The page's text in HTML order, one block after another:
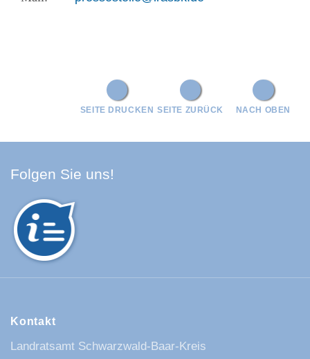
NACH OBEN
SEITE ZURÜCK
SEITE DRUCKEN
Folgen Sie uns!
Kontakt
Landratsamt Schwarzwald-Baar-Kreis